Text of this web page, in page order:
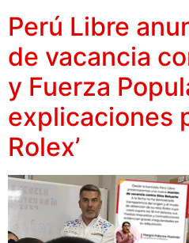
Perú Libre
de vacancia
y Fuerza
explicaciones
Rolex’